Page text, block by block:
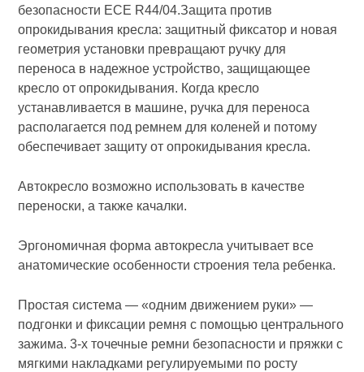
безопасности ECE R44/04.Защита против
опрокидывания кресла: защитный фиксатор и новая
геометрия установки превращают ручку для
переноса в надежное устройство, защищающее
кресло от опрокидывания. Когда кресло
устанавливается в машине, ручка для переноса
располагается под ремнем для коленей и потому
обеспечивает защиту от опрокидывания кресла.
Автокресло возможно использовать в качестве
переноски, а также качалки.
Эргономичная форма автокресла учитывает все
анатомические особенности строения тела ребенка.
Простая система — «одним движением руки» —
подгонки и фиксации ремня с помощью центрального
зажима. 3-х точечные ремни безопасности и пряжки с
мягкими накладками регулируемыми по росту